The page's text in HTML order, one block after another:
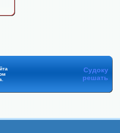
Судоку
решать